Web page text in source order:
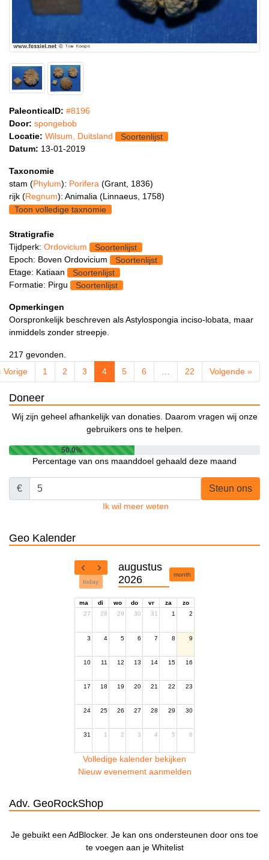
PaleonticaID: #8196
Door: spongebob
Locatie: Wilsum, Duitsland
Soortenlijst
Datum: 13-01-2019
Taxonomie
stam (Phylum): Porifera (Grant, 1836)
rijk (Regnum): Animalia (Linnaeus, 1758)
Toon volledige taxnomie
Stratigrafie
Tijdperk: Ordovicium
Soortenlijst
Epoch: Boven Ordovicium
Soortenlijst
Etage: Katiaan
Soortenlijst
Formatie: Pirgu
Soortenlijst
Opmerkingen
Oorspronkelijk beschreven als Astylospongia inciso-lobata, maar
inmiddels zonder streepje.
217 gevonden.
Vorige
1 2 3 4 5 6 22 Volgende »
Doneer
Wij zijn geheel afhankelijk van donaties. Daarom vragen wij onze
gebruikers ons te helpen.
50.0%
Percentage van ons maanddoel gehaald deze maand
€ Steun ons
Ik wil meer weten
Geo Kalender
today
augustus
2026
month
ma di wo do vr za
zo
27
28 29 30 31 1 2
3 4 5 6 7 8 9
10 11 12 13 14 15 16
17 18 19 20 21 22 23
24 25 26 27 28 29 30
31 1 2 3 4 5 6
Volledige kalender bekijken
Nieuw evenement aanmelden
Adv. GeoRockShop
Je gebuikt een AdBlocker. Je kan ons ondersteunen door ons toe
te voegen aan je Whitelist